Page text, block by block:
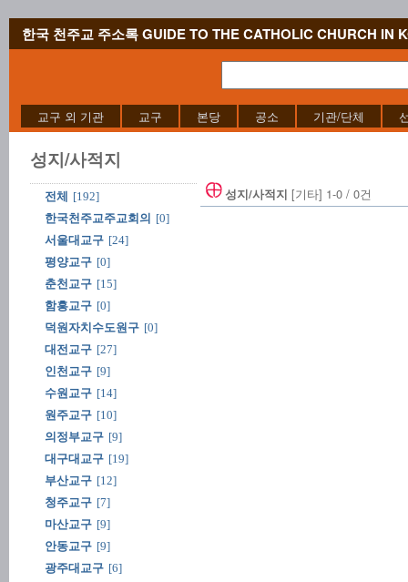
한국 천주교 주소록 GUIDE TO THE CATHOLIC CHURCH IN
교구 외 기관 교구 본당 공소 기관/단체
성지/사적지
전체
[192]
한국천주교주교회의 [0]
서울대교구 [24]
평양교구 [0]
춘천교구 [15]
함흥교구 [0]
덕원자치수도원구 [0]
대전교구 [27]
인천교구 [9]
수원교구 [14]
원주교구 [10]
의정부교구 [9]
대구대교구 [19]
부산교구 [12]
청주교구 [7]
마산교구 [9]
안동교구 [9]
광주대교구 [6]
성지/사적지 [기타] 1-0 / 0건